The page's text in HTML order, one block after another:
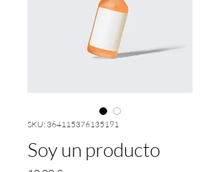
SKU: 364115376135191
Soy un producto